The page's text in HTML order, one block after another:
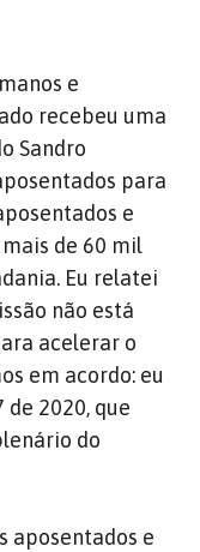
e
recebeu uma
Sandro
para
e
de 60 mil
Eu relatei
não está
acelerar o
em acordo: eu
2020, que
do
aposentados e